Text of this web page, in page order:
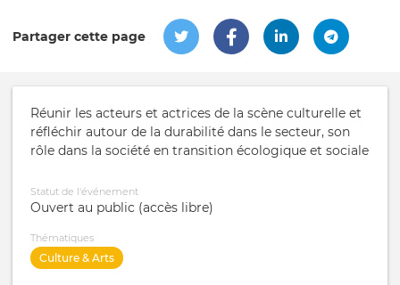
Partager cette page
Réunir les acteurs et actrices de la scène culturelle et
réfléchir autour de la durabilité dans le secteur, son
rôle dans la société en transition écologique et sociale
Statut de l'événement
Ouvert au public (accès libre)
Thématiques
Culture & Arts